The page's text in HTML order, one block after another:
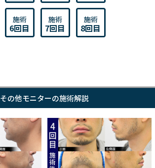
施術
6回目
施術
7回目
施術
8回目
その他モニターの施術解説